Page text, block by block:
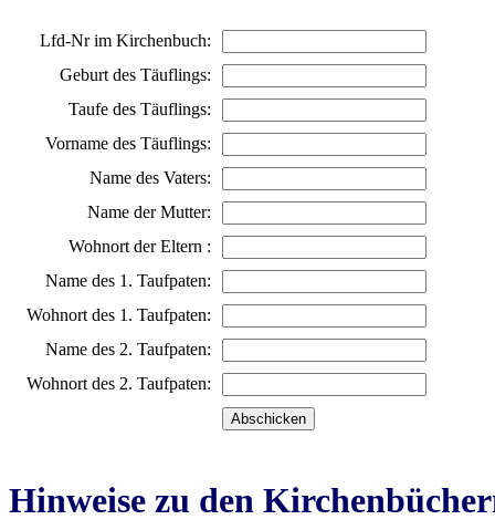
Lfd-Nr im Kirchenbuch:
Geburt des Täuflings:
Taufe des Täuflings:
Vorname des Täuflings:
Name des Vaters:
Name der Mutter:
Wohnort der Eltern :
Name des 1. Taufpaten:
Wohnort des 1. Taufpaten:
Name des 2. Taufpaten:
Wohnort des 2. Taufpaten:
Hinweise zu den